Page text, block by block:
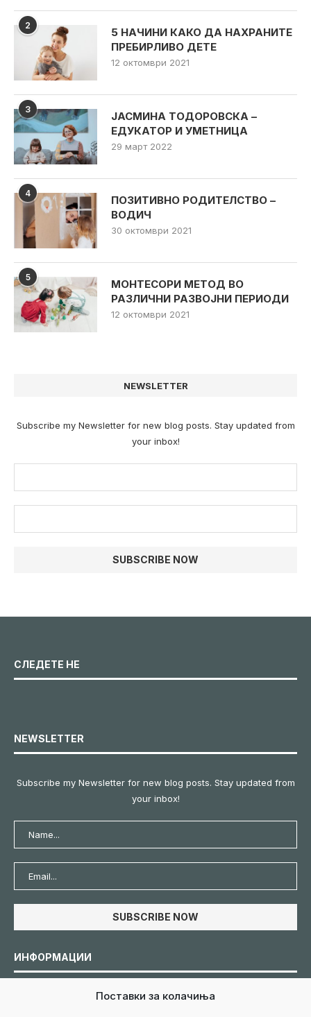
Поставки за колачиња
2
5 НАЧИНИ КАКО ДА НАХРАНИТЕ
ПРЕБИРЛИВО ДЕТЕ
12 октомври 2021
3
ЈАСМИНА ТОДОРОВСКА –
ЕДУКАТОР И УМЕТНИЦА
29 март 2022
4
ПОЗИТИВНО РОДИТЕЛСТВО –
ВОДИЧ
30 октомври 2021
5
МОНТЕСОРИ МЕТОД ВО
РАЗЛИЧНИ РАЗВОЈНИ ПЕРИОДИ
12 октомври 2021
NEWSLETTER
Subscribe my Newsletter for new blog posts. Stay updated from
your inbox!
СЛЕДЕТЕ НЕ
NEWSLETTER
Subscribe my Newsletter for new blog posts. Stay updated from
your inbox!
ИНФОРМАЦИИ